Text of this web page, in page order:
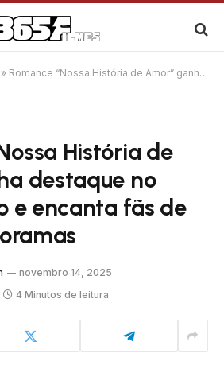
» Romance “Nossa História de Amor” ganha destaque no Prime Video e encanta fãs de novelas e doramas
História de
destaque no
e encanta fãs de
novembro 14, 2025
4 Minutos de leitura